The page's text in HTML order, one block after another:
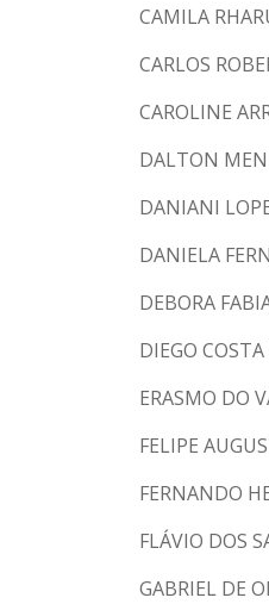
CAMILA
CARLOS
CAROLINE
DALTON
DANIANI
DANIELA
DEBORA
DIEGO
ERASMO DO
FELIPE
FERNANDO
FLÁVIO DOS
GABRIEL DE